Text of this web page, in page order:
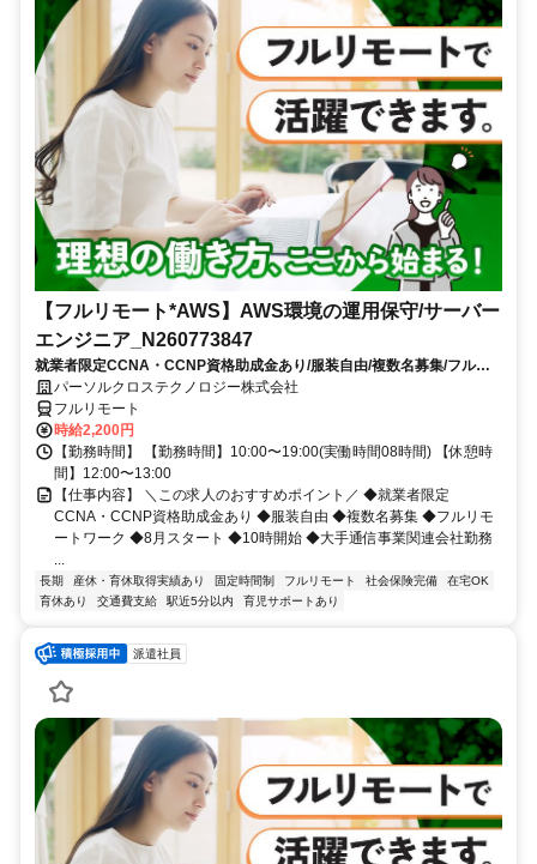
【フルリモート*AWS】AWS環境の運用保守/サーバー
エンジニア_N260773847
就業者限定CCNA・CCNP資格助成金あり/服装自由/複数名募集/フルリ
モートワーク/8月スタート/10時開始/大手通信事業関連会社勤務
パーソルクロステクノロジー株式会社
フルリモート
時給2,200円
【勤務時間】 【勤務時間】10:00〜19:00(実働時間08時間) 【休憩時
間】12:00〜13:00
【仕事内容】 ＼この求人のおすすめポイント／ ◆就業者限定
CCNA・CCNP資格助成金あり ◆服装自由 ◆複数名募集 ◆フルリモ
ートワーク ◆8月スタート ◆10時開始 ◆大手通信事業関連会社勤務
...
長期 産休・育休取得実績あり 固定時間制 フルリモート 社会保険完備
在宅OK
育休あり
交通費支給 駅近5分以内 育児サポートあり
派遣社員